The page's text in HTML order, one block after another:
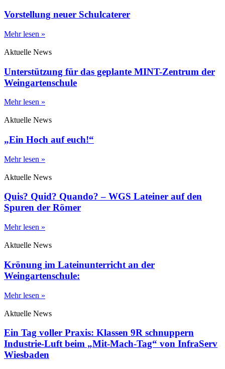
Vorstellung neuer Schulcaterer
Mehr lesen »
Aktuelle News
Unterstützung für das geplante MINT-Zentrum der
Weingartenschule
Mehr lesen »
Aktuelle News
„Ein Hoch auf euch!“
Mehr lesen »
Aktuelle News
Quis? Quid? Quando? – WGS Lateiner auf den
Spuren der Römer
Mehr lesen »
Aktuelle News
Krönung im Lateinunterricht an der
Weingartenschule:
Mehr lesen »
Aktuelle News
Ein Tag voller Praxis: Klassen 9R schnuppern
Industrie-Luft beim „Mit-Mach-Tag“ von InfraServ
Wiesbaden